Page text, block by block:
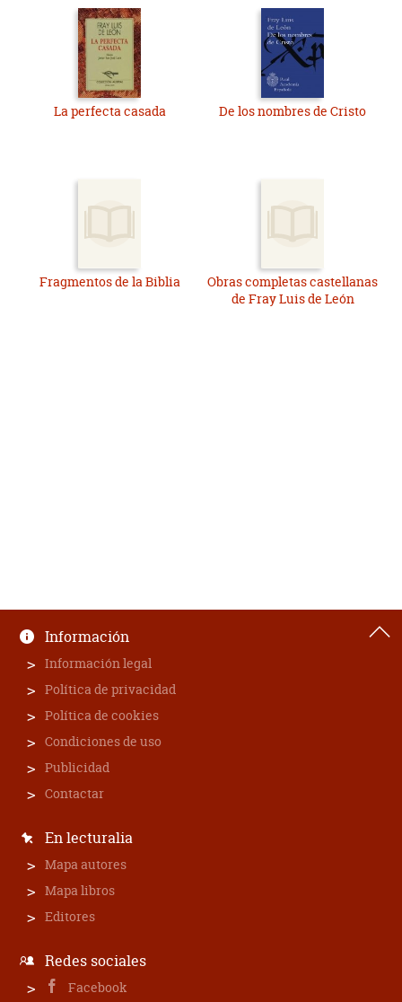
La perfecta casada De los nombres de Cristo
Fragmentos de la Biblia
Obras completas castellanas
de Fray Luis de León
Información
Información legal
Política de privacidad
Política de cookies
Condiciones de uso
Publicidad
Contactar
En lecturalia
Mapa autores
Mapa libros
Editores
Redes sociales
Facebook